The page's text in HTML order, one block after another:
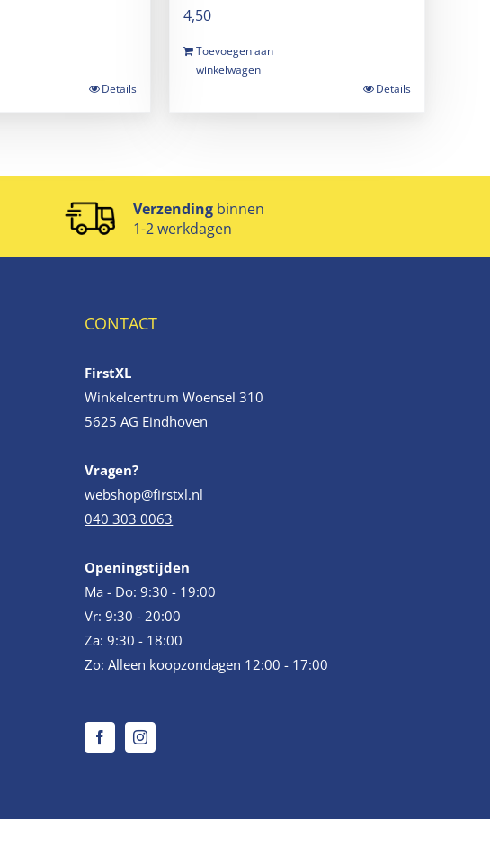
Details
4,50
Toevoegen aan
winkelwagen
Details
Verzendingbinnen
1-2 werkdagen
CONTACT
FirstXL
Winkelcentrum Woensel 310
5625 AG Eindhoven
Vragen?
webshop@firstxl.nl
040 303 0063
Openingstijden
Ma - Do: 9:30 - 19:00
Vr: 9:30 - 20:00
Za: 9:30 - 18:00
Zo: Alleen koopzondagen 12:00 - 17:00